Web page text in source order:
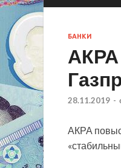
БАНКИ
​АКРА
28.11.2019 -
АКРА